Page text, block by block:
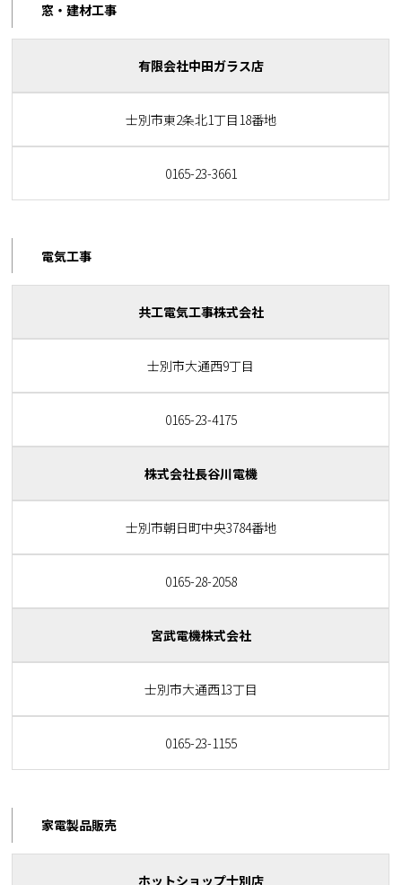
窓・建材工事
有限会社中田ガラス店
士別市東2条北1丁目18番地
0165-23-3661
電気工事
共工電気工事株式会社
士別市大通西9丁目
0165-23-4175
株式会社長谷川電機
士別市朝日町中央3784番地
0165-28-2058
宮武電機株式会社
士別市大通西13丁目
0165-23-1155
家電製品販売
ホットショップ士別店